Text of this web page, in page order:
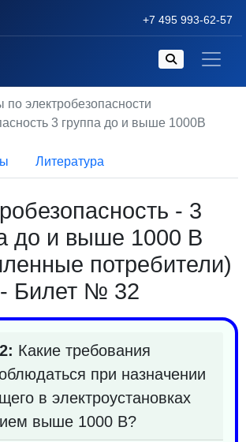
+7 495 993-62-57
по электробезопасности
3 группа до и выше 1000В
Литература
- 3
до и выше 1000 В
потребители)
- Билет № 32
Какие требования
при назначении
в электроустановках
выше 1000 В?